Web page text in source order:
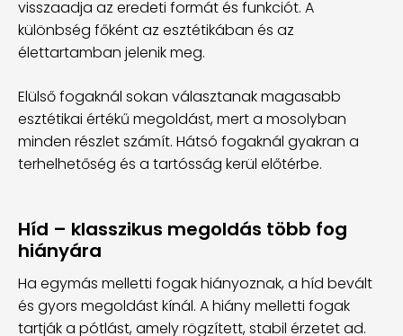
visszaadja az eredeti formát és funkciót. A
különbség főként az esztétikában és az
élettartamban jelenik meg.
Elülső fogaknál sokan választanak magasabb
esztétikai értékű megoldást, mert a mosolyban
minden részlet számít. Hátsó fogaknál gyakran a
terhelhetőség és a tartósság kerül előtérbe.
Híd – klasszikus megoldás több fog
hiányára
Ha egymás melletti fogak hiányoznak, a híd bevált
és gyors megoldást kínál. A hiány melletti fogak
tartják a pótlást, amely rögzített, stabil érzetet ad.